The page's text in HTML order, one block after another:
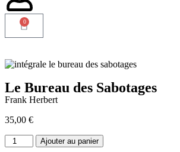
0
Le Bureau des Sabotages
Frank Herbert
35,00 €
Ajouter au panier